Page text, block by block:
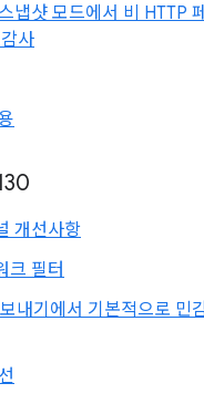
냅샷 모드에서 비 HTTP
사
개선사항
크 필터
내기에서 기본적으로 민